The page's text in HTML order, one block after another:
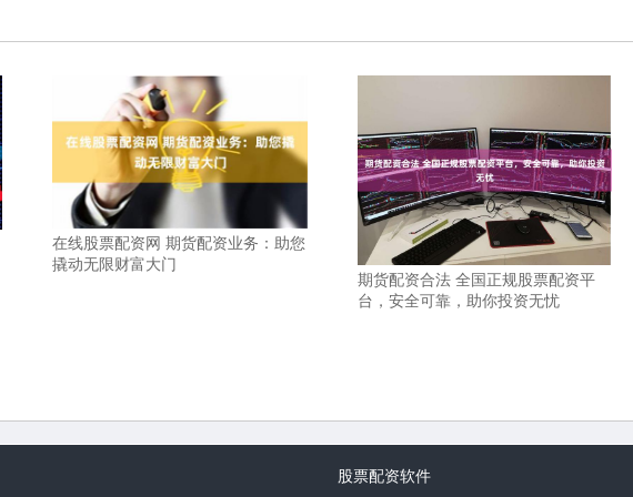
在线股票配资网 期货配资业务：助您
撬动无限财富大门
期货配资合法 全国正规股票配资平
台，安全可靠，助你投资无忧
股票配资软件